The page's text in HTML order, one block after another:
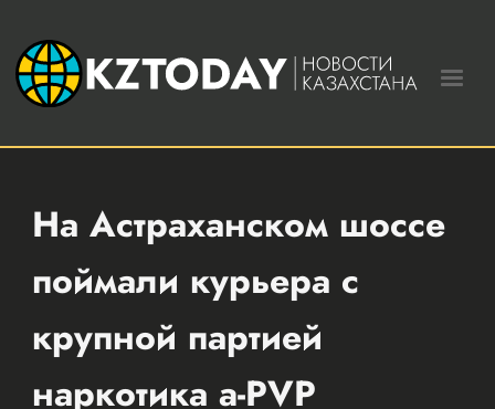
На Астраханском шоссе
поймали курьера с
крупной партией
наркотика a-PVP